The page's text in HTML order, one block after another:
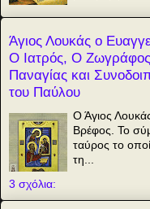
Άγιος Λουκάς ο
Ο Ιατρός, Ο
Παναγίας και
του Παύλου
Ο Άγιος
Βρέφος. Το
ταύρος το
τη...
3 σχόλια: